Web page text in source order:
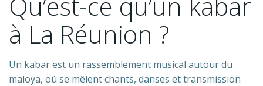
à La Réunion ?
Un kabar est un rassemblement musical autour du
maloya, où se mêlent chants, danses et transmission